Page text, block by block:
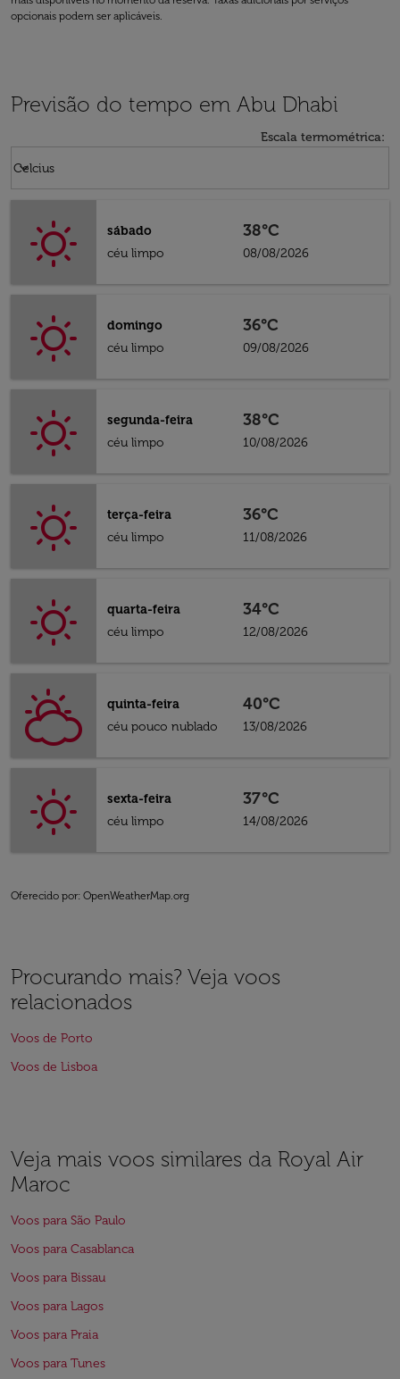
opcionais podem ser aplicáveis.
Previsão do tempo em Abu Dhabi
Escala termométrica:
Celcius
keyboard_arrow_down
sábado
céu limpo
38°C
08/08/2026
domingo
céu limpo
36°C
09/08/2026
segunda-feira
céu limpo
38°C
10/08/2026
terça-feira
céu limpo
36°C
11/08/2026
quarta-feira
céu limpo
34°C
12/08/2026
quinta-feira
céu pouco nublado
40°C
13/08/2026
sexta-feira
céu limpo
37°C
14/08/2026
Oferecido por: OpenWeatherMap.org
Procurando mais? Veja voos
relacionados
Voos de Porto
Voos de Lisboa
Veja mais voos similares da Royal Air
Maroc
Voos para São Paulo
Voos para Casablanca
Voos para Bissau
Voos para Lagos
Voos para Praia
Voos para Tunes